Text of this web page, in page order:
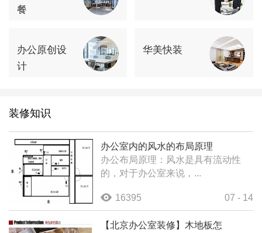
餐
办公原创设
计
华美快装
装修知识
办公室内的风水的布局原理
办公布局原理：风水是具有流动性
的，对于办公室来说，...
16395 07 - 14
【北京办公室装修】木地板怎